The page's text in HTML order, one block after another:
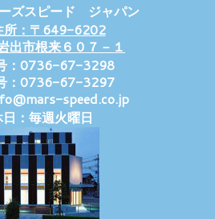
ズスピード ジャパン
所：〒649-6202
出市根来６０７－１
：0736-67-3298
：0736-67-3297
speed.co.jp
：毎週火曜日